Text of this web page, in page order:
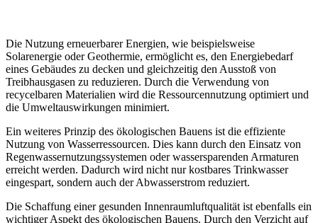
Die Nutzung erneuerbarer Energien, wie beispielsweise
Solarenergie oder Geothermie, ermöglicht es, den Energiebedarf
eines Gebäudes zu decken und gleichzeitig den Ausstoß von
Treibhausgasen zu reduzieren. Durch die Verwendung von
recycelbaren Materialien wird die Ressourcennutzung optimiert und
die Umweltauswirkungen minimiert.
Ein weiteres Prinzip des ökologischen Bauens ist die effiziente
Nutzung von Wasserressourcen. Dies kann durch den Einsatz von
Regenwassernutzungssystemen oder wassersparenden Armaturen
erreicht werden. Dadurch wird nicht nur kostbares Trinkwasser
eingespart, sondern auch der Abwasserstrom reduziert.
Die Schaffung einer gesunden Innenraumluftqualität ist ebenfalls ein
wichtiger Aspekt des ökologischen Bauens. Durch den Verzicht auf